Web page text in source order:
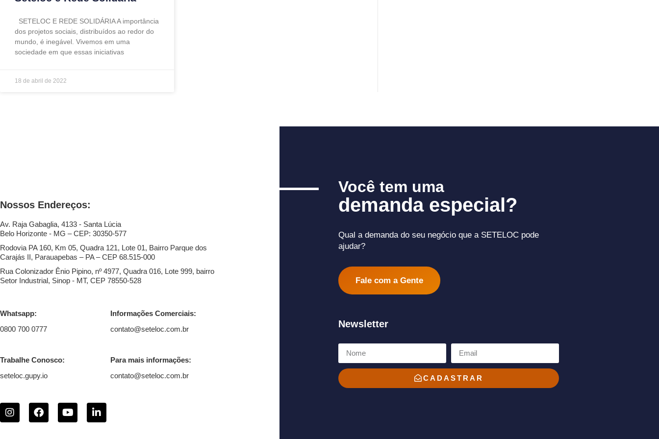
SETELOC E REDE SOLIDÁRIA A importância
dos projetos sociais, distribuídos ao redor do
mundo, é inegável. Vivemos em uma
sociedade em que essas iniciativas
18 de abril de 2022
Nossos Endereços:
Av. Raja Gabaglia, 4133 - Santa Lúcia
Belo Horizonte - MG – CEP: 30350-577
Rodovia PA 160, Km 05, Quadra 121, Lote 01, Bairro Parque dos
Carajás II, Parauapebas – PA – CEP 68.515-000
Rua Colonizador Ênio Pipino, nº 4977, Quadra 016, Lote 999, bairro
Setor Industrial, Sinop - MT, CEP 78550-528
Whatsapp:
0800 700 0777
Informações Comerciais:
contato@seteloc.com.br
Trabalhe Conosco:
seteloc.gupy.io
Para mais informações:
contato@seteloc.com.br
Você tem uma
demanda especial?
Qual a demanda do seu negócio que a SETELOC pode
ajudar?
Fale com a Gente
Newsletter
CADASTRAR